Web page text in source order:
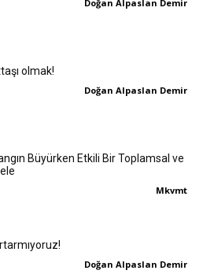
Doğan Alpaslan Demir
olmak!
Doğan Alpaslan Demir
Büyürken Etkili Bir Toplamsal ve
Mkvmt
Doğan Alpaslan Demir